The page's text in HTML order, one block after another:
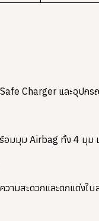
Charger และอุปก
มมุม Airbag ทั้ง 4 มุม
วามสะดวกและตกแต่งใ